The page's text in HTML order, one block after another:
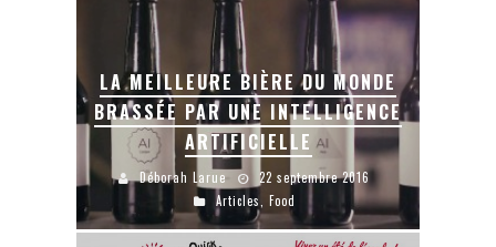
LA MEILLEURE BIÈRE DU MONDE
BRASSÉE PAR UNE INTELLIGENCE
ARTIFICIELLE
Déborah Larue
22 septembre 2016
Articles
Food